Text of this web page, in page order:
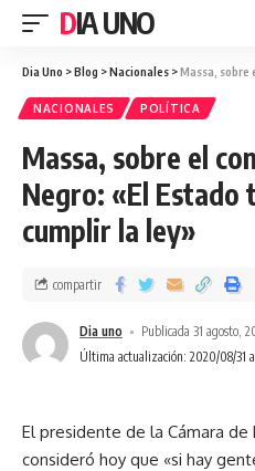
DIA UNO
Dia Uno >Blog >Nacionales >Massa, sobre el
NACIONALES POLÍTICA
Massa, sobre el
Negro: «El Estado
cumplir la ley»
Última actualización: 2020/08/31
Dia uno Publicada 31 agosto,
compartir
El presidente de la Cámara de
consideró hoy que «si hay